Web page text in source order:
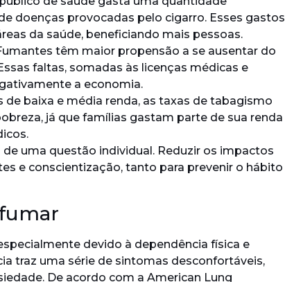
doenças provocadas pelo cigarro. Esses gastos
da saúde, beneficiando mais pessoas.
têm maior propensão a se ausentar do
faltas, somadas às licenças médicas e
a economia.
baixa e média renda, as taxas de tabagismo
já que famílias gastam parte de sua renda
uma questão individual. Reduzir os impactos
e conscientização, tanto para prevenir o hábito
devido à dependência física e
traz uma série de sintomas desconfortáveis,
De acordo com a American Lung